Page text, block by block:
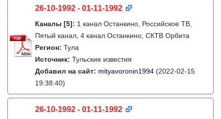
26-10-1992 - 01-11-1992
Каналы [5]: 1 канал Останкино, Российское ТВ,
Пятый канал, 4 канал Останкино, СКТВ Орбита
Регион: Тула
Источник: Тульские известия
Добавил на сайт: mityavoronin1994 (2022-02-15
19:38:40)
26-10-1992 - 01-11-1992